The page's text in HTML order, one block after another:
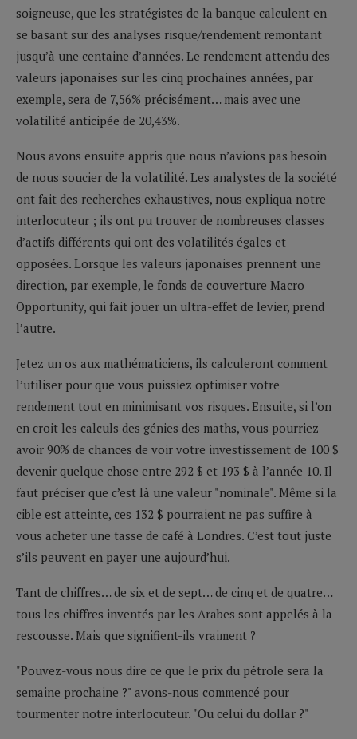
soigneuse, que les stratégistes de la banque calculent en
se basant sur des analyses risque/rendement remontant
jusqu’à une centaine d’années. Le rendement attendu des
valeurs japonaises sur les cinq prochaines années, par
exemple, sera de 7,56% précisément… mais avec une
volatilité anticipée de 20,43%.
Nous avons ensuite appris que nous n’avions pas besoin
de nous soucier de la volatilité. Les analystes de la société
ont fait des recherches exhaustives, nous expliqua notre
interlocuteur ; ils ont pu trouver de nombreuses classes
d’actifs différents qui ont des volatilités égales et
opposées. Lorsque les valeurs japonaises prennent une
direction, par exemple, le fonds de couverture Macro
Opportunity, qui fait jouer un ultra-effet de levier, prend
l’autre.
Jetez un os aux mathématiciens, ils calculeront comment
l’utiliser pour que vous puissiez optimiser votre
rendement tout en minimisant vos risques. Ensuite, si l’on
en croit les calculs des génies des maths, vous pourriez
avoir 90% de chances de voir votre investissement de 100 $
devenir quelque chose entre 292 $ et 193 $ à l’année 10. Il
faut préciser que c’est là une valeur "nominale". Même si la
cible est atteinte, ces 132 $ pourraient ne pas suffire à
vous acheter une tasse de café à Londres. C’est tout juste
s’ils peuvent en payer une aujourd’hui.
Tant de chiffres… de six et de sept… de cinq et de quatre…
tous les chiffres inventés par les Arabes sont appelés à la
rescousse. Mais que signifient-ils vraiment ?
"Pouvez-vous nous dire ce que le prix du pétrole sera la
semaine prochaine ?" avons-nous commencé pour
tourmenter notre interlocuteur. "Ou celui du dollar ?"